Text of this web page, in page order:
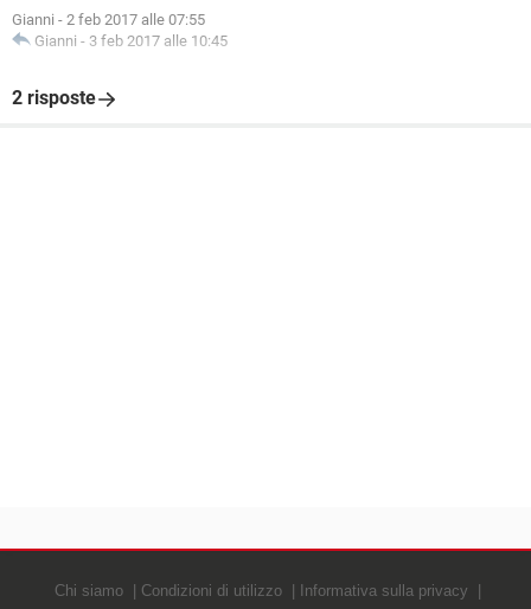
Gianni - 2 feb 2017 alle 07:55
Gianni - 3 feb 2017 alle 10:45
2 risposte
Chi siamo Condizioni di utilizzo Informativa sulla privacy